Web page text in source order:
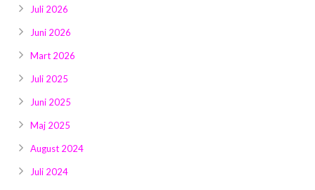
Juli 2026
Juni 2026
Mart 2026
Juli 2025
Juni 2025
Maj 2025
August 2024
Juli 2024